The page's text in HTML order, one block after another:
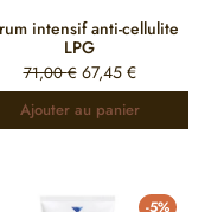
intensif anti-cellulite
LPG
71,00€ 67,45 €
Ajouter au panier
-5%